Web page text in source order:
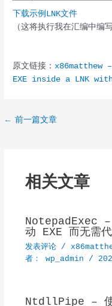
下载示例LNK文件
（这将执行我在汇编中编
原文链接： x86matthew
EXE inside a LNK
Post
←前一篇文章
相关文章
NotepadExec
动 EXE 而无需代
发表评论 /
者：
wp_admin /
NtdllPipe – 使